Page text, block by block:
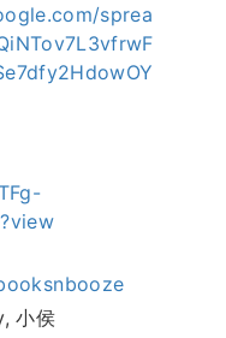
sprea
小侯